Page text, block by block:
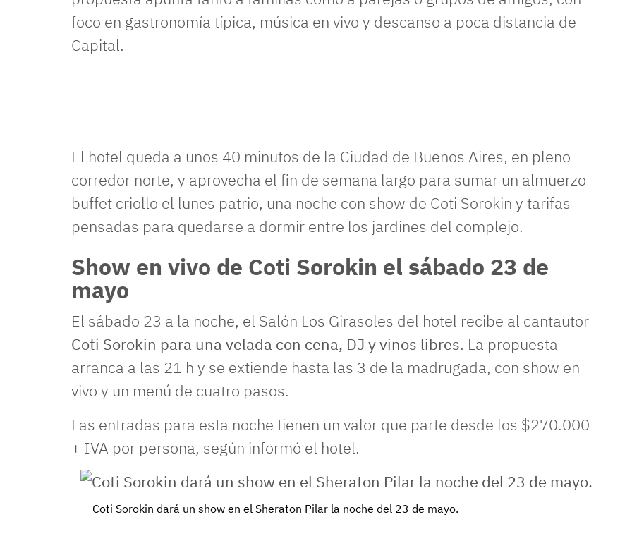
foco en gastronomía típica, música en vivo y descanso a poca distancia de
Capital.
El hotel queda a unos 40 minutos de la Ciudad de Buenos Aires, en pleno
corredor norte, y aprovecha el fin de semana largo para sumar un almuerzo
buffet criollo el lunes patrio, una noche con show de Coti Sorokin y tarifas
pensadas para quedarse a dormir entre los jardines del complejo.
Show en vivo de Coti Sorokin el sábado 23 de
mayo
El sábado 23 a la noche, el Salón Los Girasoles del hotel recibe al cantautor
Coti Sorokin para una velada con cena, DJ y vinos libres. La propuesta
arranca a las 21 h y se extiende hasta las 3 de la madrugada, con show en
vivo y un menú de cuatro pasos.
Las entradas para esta noche tienen un valor que parte desde los $270.000
+ IVA por persona, según informó el hotel.
Coti Sorokin dará un show en el Sheraton Pilar la noche del 23 de mayo.